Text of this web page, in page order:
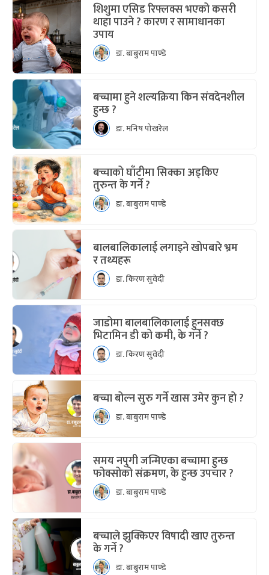
शिशुमा एसिड रिफ्लक्स भएको कसरी
थाहा पाउने ? कारण र सामाधानका
उपाय
डा. बाबुराम पाण्डे
बच्चामा हुने शल्यक्रिया किन संवदेनशील
हुन्छ ?
डा. मनिष पोखरेल
बच्चाको घाँटीमा सिक्का अड्किए
तुरुन्त के गर्ने ?
डा. बाबुराम पाण्डे
बालबालिकालाई लगाइने खोपबारे भ्रम
र तथ्यहरू
डा. किरण सुवेदी
जाडोमा बालबालिकालाई हुनसक्छ
भिटामिन डी को कमी, के गर्ने ?
डा. किरण सुवेदी
बच्चा बोल्न सुरु गर्ने खास उमेर कुन हो ?
डा. बाबुराम पाण्डे
समय नपुगी जन्मिएका बच्चामा हुन्छ
फोक्सोको संक्रमण, के हुन्छ उपचार ?
डा. बाबुराम पाण्डे
बच्चाले झुक्किएर विषादी खाए तुरुन्त
के गर्ने ?
डा. बाबुराम पाण्डे